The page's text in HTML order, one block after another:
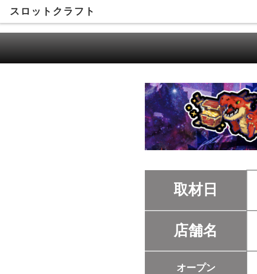
スロットクラフト
取材日
店舗名
オープン